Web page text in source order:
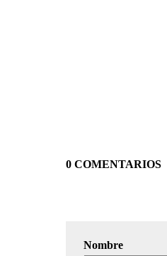
0 COMENTARIOS
Nombre